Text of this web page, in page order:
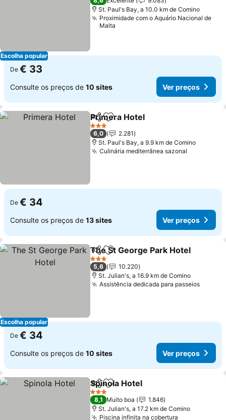
Escolha popular
St. Paul's Bay, a 10.0 km de Comino
Proximidade com o Aquário Nacional de
Malta
De € 33
Consulte os preços de 10 sites Ver preços
PartilharAdicionar aos favoritos
Primera Hotel
3 Estrelas
6,0
2.281
St. Paul's Bay, a 9.9 km de Comino
Culinária mediterrânea sazonal
De € 34
Consulte os preços de 13 sites Ver preços
Escolha popular
PartilharAdicionar aos favoritos
The St George Park Hotel
3 Estrelas
5,6
10.220
St. Julian's, a 16.9 km de Comino
Assistência dedicada para passeios
De € 34
Consulte os preços de 10 sites Ver preços
PartilharAdicionar aos favoritos
Spinola Hotel
3 Estrelas
8,1 Muito boa
1.846
St. Julian's, a 17.2 km de Comino
Piscina infinita na cobertura